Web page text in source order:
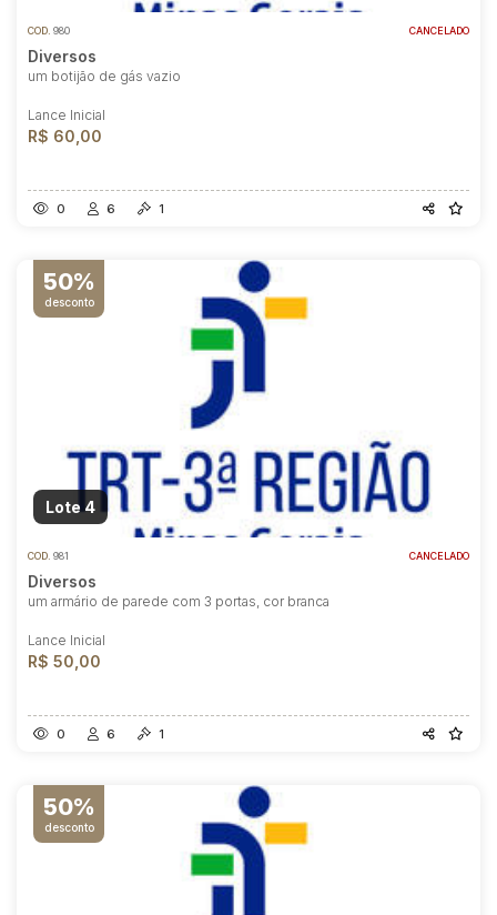
COD. 980 CANCELADO
Diversos
um botijão de gás vazio
Lance Inicial
R$ 60,00
0 6 1
50%
desconto
Lote 4
COD. 981 CANCELADO
Diversos
um armário de parede com 3 portas, cor branca
Lance Inicial
R$ 50,00
0 6 1
50%
desconto